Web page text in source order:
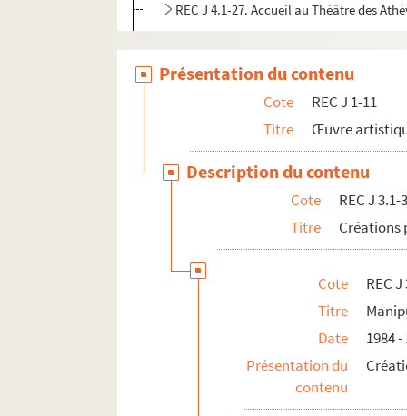
REC J 4.1-27. Accueil au Théâtre des
REC J 6.1-2. Textes de pièce
REC J 7.1-2. Droits d'auteur
REC J 8.1-3. Écrits et recherches
REC J 9.1-2. Alain Recoing directeur
REC J 10.1-2. Alain Recoing militant de
REC J 11.1-3. Autres activités
REC L 1. Archives des collaborateurs d'Alain
REC M 1-4. Documentation générale sur la
Présentation du contenu
Cote
REC J 1-11
Titre
Œuvre
Description du contenu
Cote
REC J 3.1-
Titre
Créations
Cote
REC
Titre
Date
1984 -
Présentation du
contenu